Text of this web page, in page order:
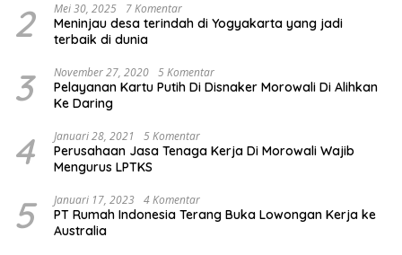
2 Mei 30, 2025 7 Komentar
Meninjau desa terindah di Yogyakarta yang jadi
terbaik di dunia
3 November 27, 2020 5 Komentar
Pelayanan Kartu Putih Di Disnaker Morowali Di Alihkan
Ke Daring
4 Januari 28, 2021 5 Komentar
Perusahaan Jasa Tenaga Kerja Di Morowali Wajib
Mengurus LPTKS
5 Januari 17, 2023 4 Komentar
PT Rumah Indonesia Terang Buka Lowongan Kerja ke
Australia